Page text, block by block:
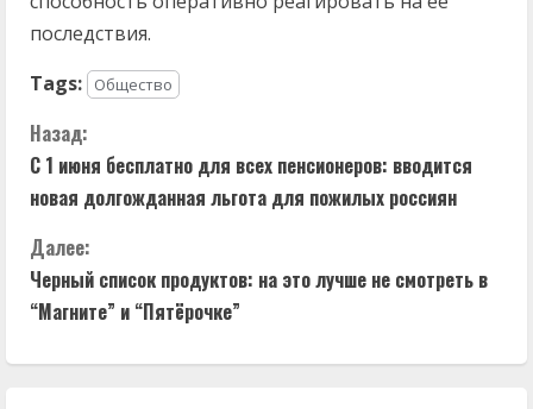
последствия.
Tags:
Общество
П
р
о
д
Назад:
С 1 июня бесплатно для всех пенсионеров: вводится
новая долгожданная льгота для пожилых россиян
Далее:
Черный список продуктов: на это лучше не смотреть в
“Магните” и “Пятёрочке”